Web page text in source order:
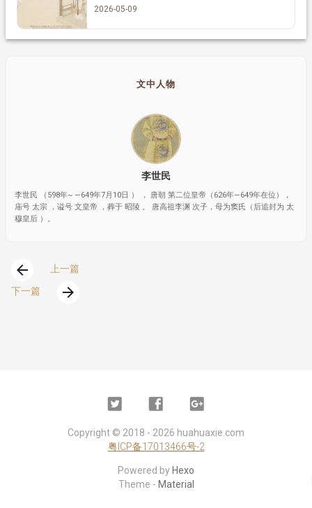
2026-05-09
文中人物
李世民
李世民 （598年~ —649年7月10日 ） ， 唐朝 第二位皇帝（626年—649年在位），
庙号 太宗 ，谥号 文皇帝 ，葬于 昭陵 。 唐高祖李渊 次子，母为窦氏（后追封为 太
穆皇后 ）。
arrow_back
上一篇
下一篇
arrow_forward
Twitter FacebookGoogle
Copyright © 2018 - 2026 huahuaxie.com
粤ICP备17013466号-2
Powered by Hexo
Theme - Material